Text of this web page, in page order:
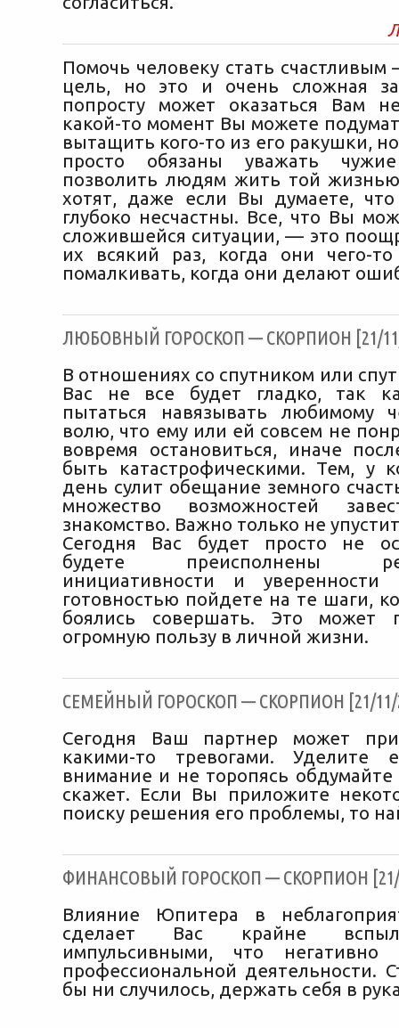
Помочь человеку стать
цель, но это и очень сложная
попросту может оказаться Вам
какой-то момент Вы можете
вытащить кого-то из его ракушки,
просто обязаны уважать
позволить людям жить той
хотят, даже если Вы думаете,
глубоко несчастны. Все, что Вы
сложившейся ситуации, — это
их всякий раз, когда они чего-
помалкивать, когда они делают
ЛЮБОВНЫЙ ГОРОСКОП — СКОРПИОН [21/
В отношениях со спутником или
Вас не все будет гладко, так
пытаться навязывать любимому
волю, что ему или ей совсем не
вовремя остановиться, иначе
быть катастрофическими. Тем, у
день сулит обещание земного
множество возможностей
знакомство. Важно только не
Сегодня Вас будет просто не
будете преисполнены
инициативности и
готовностью пойдете на те шаги,
боялись совершать. Это может
огромную пользу в личной жизни.
CЕМЕЙНЫЙ ГОРОСКОП — СКОРПИОН [21/11/
Сегодня Ваш партнер может
какими-то тревогами. Уделите
внимание и не торопясь
скажет. Если Вы приложите
поиску решения его проблемы, то
ФИНАНСОВЫЙ ГОРОСКОП — СКОРПИОН [21/
Влияние Юпитера в
сделает Вас крайне
импульсивными, что негативно
профессиональной деятельности.
бы ни случилось, держать себя в